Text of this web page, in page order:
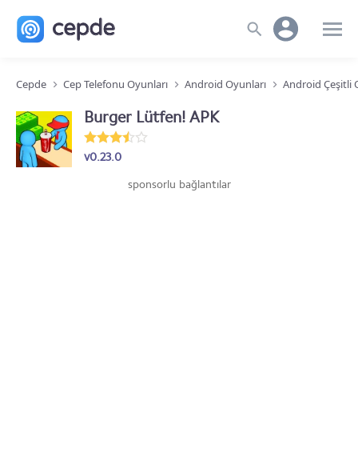
Cepde Cep Telefonu Oyunları Android Oyunları Android Çeşitli
Burger Lütfen! APK
v0.23.0
sponsorlu bağlantılar